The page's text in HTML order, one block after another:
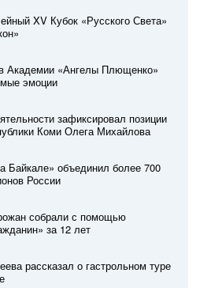
XV Кубок «Русского Света»
Академии «Ангелы Плющенко»
эмоции
зафиксировал позиции
Коми Олега Михайлова
Байкале» объединил более 700
России
собрали с помощью
за 12 лет
рассказал о гастрольном туре